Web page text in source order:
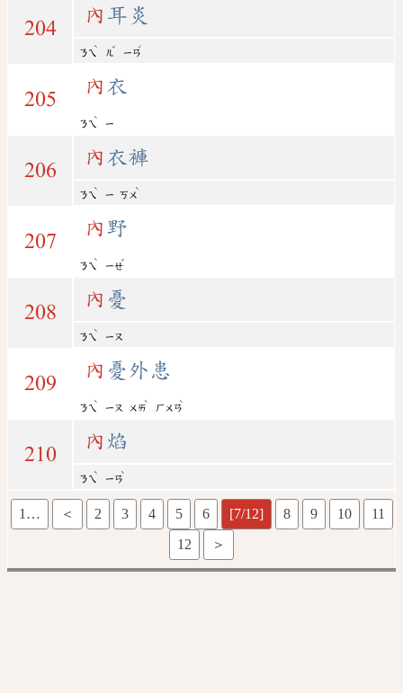
204
內 耳炎
ㄋㄟ
ˋ
ㄦ
ˇ
ㄧㄢ
ˊ
205
內 衣
ㄋㄟ
ˋ
ㄧ
206
內 衣褲
ㄋㄟ
ˋ
ㄧ ㄎㄨ
ˋ
207
內 野
ㄋㄟ
ˋ
ㄧㄝ
ˇ
208
內 憂
ㄋㄟ
ˋ
ㄧㄡ
209
內 憂外患
ㄋㄟ
ˋ
ㄧㄡ ㄨㄞ
ˋ
ㄏㄨㄢ
ˋ
210
內 焰
ㄋㄟ
ˋ
ㄧㄢ
ˋ
1… ＜ 2 3 4 5 6 [7/12] 8 9 10
11
12
＞